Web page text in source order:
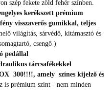
szép fekete zöld fehér színben.
kerékszett prémium
visszaverős gumikkal, teljes
világítás, sárvédő, kitámasztó és
csengő )
pedállal
tárcsafékekkel
300!!!!, amely színes kijelző és
is prémium szint - nem minden